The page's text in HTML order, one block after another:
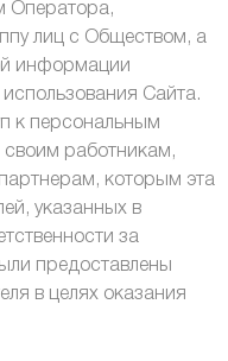
Оператора,
лиц с Обществом, а
информации
Сайта.
к персональным
своим работникам,
которым эта
указанных в
за
предоставлены
в целях оказания